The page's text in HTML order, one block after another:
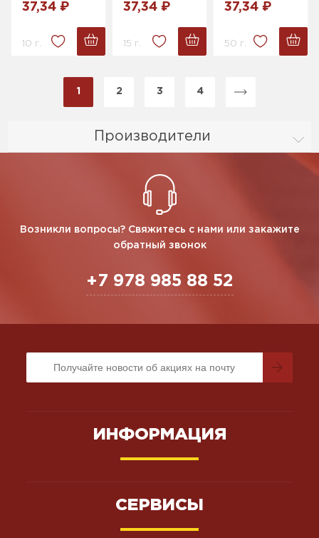
Производители
37,34 ₽
10 г.
37,34 ₽
15 г.
37,34 ₽
50 г.
1 2 3 4
Возникли вопросы? Свяжитесь с нами или закажите
обратный звонок
+7 978 985 88 52
ИНФОРМАЦИЯ
СЕРВИСЫ